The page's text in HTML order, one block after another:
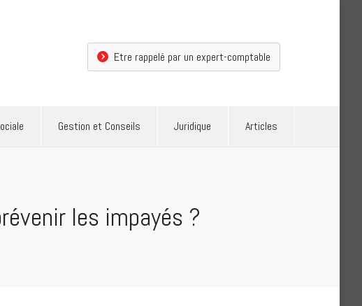
Etre rappelé par un expert-comptable
Gestion et Conseils Juridique Articles
les impayés ?